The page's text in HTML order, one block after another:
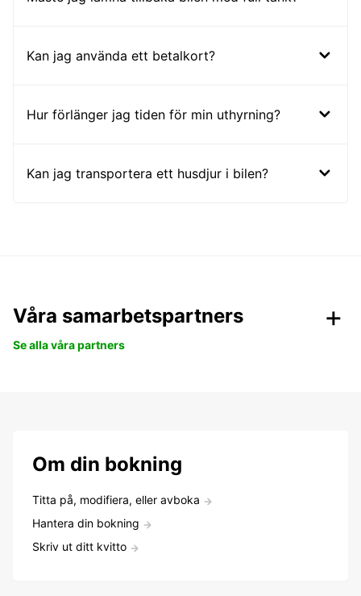
Kan jag använda ett betalkort?
Hur förlänger jag tiden för min uthyrning?
Kan jag transportera ett husdjur i bilen?
Våra samarbetspartners
Se alla våra partners
Om din bokning
Titta på, modifiera, eller avboka
Hantera din bokning
Skriv ut ditt kvitto